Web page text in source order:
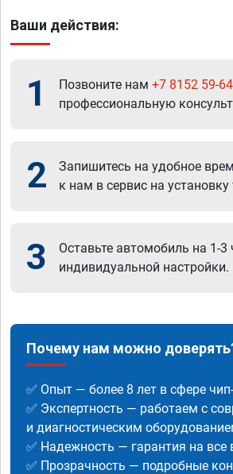
Ваши действия:
1 Позвоните нам +7 8152 59-
профессиональную
2
Запишитесь на удобное
к нам в сервис на
3
Оставьте автомобиль на 1-3
индивидуальной настройки.
Почему нам можно
✅ Опыт — более 8 лет в сфере
✅ Экспертность — работаем с
и диагностическим
✅ Надежность — гарантия на все
✅ Прозрачность — подробные